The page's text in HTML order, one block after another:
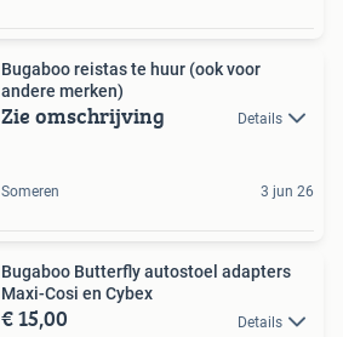
Bugaboo reistas te huur (ook voor
andere merken)
Zie omschrijving Details
Someren 3 jun 26
Bugaboo Butterfly autostoel adapters
Maxi-Cosi en Cybex
€ 15,00 Details